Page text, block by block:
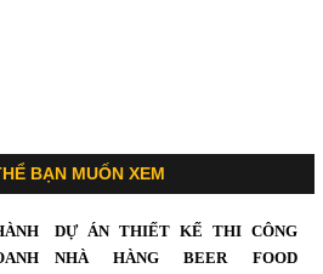
BẠN MUỐN XEM
DỰ ÁN THIẾT KẾ THI CÔNG
NHÀ HÀNG BEER FOOD